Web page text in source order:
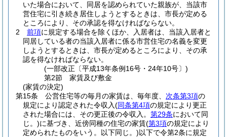
いた場合において、同居を認められていた親族が、当該市
営住宅に引き続き居住しようとするときは、市長が定める
ところにより、その承認を得なければならない。
2
前項に規定する場合を除くほか、入居者は、当該入居者と
同居している者の当該入居者に係る市営住宅の名義を変更
しようとするときは、市長が定めるところにより、その承
認を得なければならない。
(一部改正〔平成13年条例16号・24年10号〕)
第2節
家賃及び敷金
(家賃の決定)
第15条
公営住宅等の毎月の家賃は、毎年度、 次条第3項の
規定により認定された令収入(同条第4項の規定により更正
された場合には、その更正後の令収入。 第29条において同
じ。)に基づき、近傍同種の住宅の家賃(第3項の規定により
定められたものをいう。以下同じ。)以下で令第2条に規定